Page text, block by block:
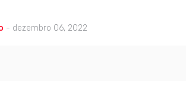
- dezembro 06, 2022